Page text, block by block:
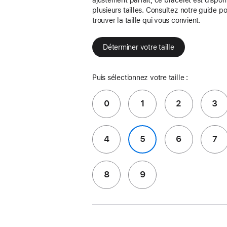
plusieurs tailles. Consultez notre guide
trouver la taille qui vous convient.
Déterminer votre taille
Puis sélectionnez votre taille :
0 1 2 3
4 5 6 7
8 9